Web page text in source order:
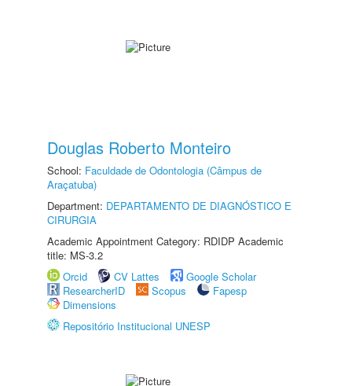
Douglas Roberto Monteiro
School: Faculdade de Odontologia (Câmpus de
Araçatuba)
Department: DEPARTAMENTO DE DIAGNÓSTICO E
CIRURGIA
Academic Appointment Category: RDIDP Academic
title: MS-3.2
Orcid
CV Lattes
Google Scholar
ResearcherID
Scopus
Fapesp
Dimensions
Repositório Institucional UNESP